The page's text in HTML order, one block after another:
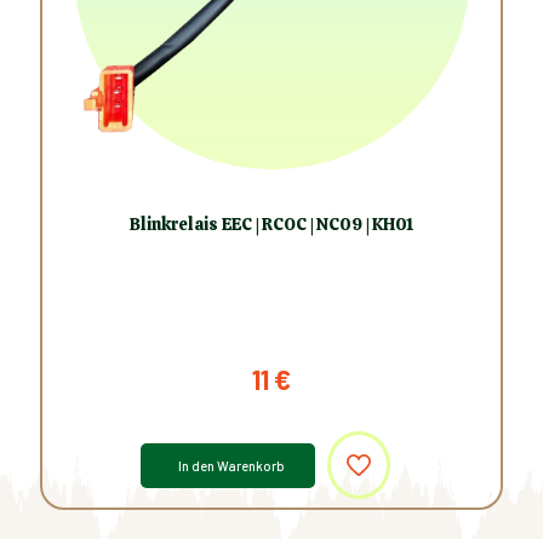
Blinkrelais EEC | RCOC | NC09 | KH01
11€
In den Warenkorb